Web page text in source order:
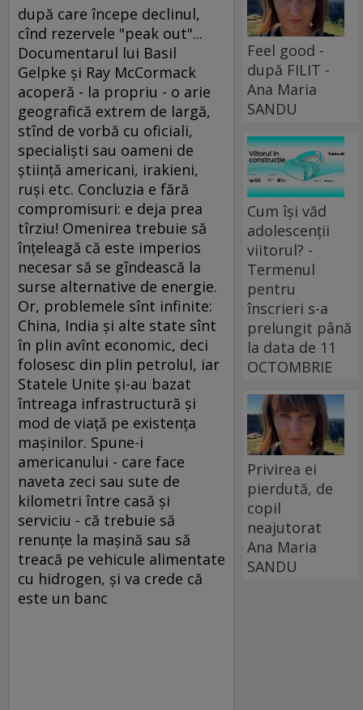
după care începe declinul,
cînd rezervele "peak out"...
Documentarul lui Basil
Gelpke şi Ray McCormack
acoperă - la propriu - o arie
geografică extrem de largă,
stînd de vorbă cu oficiali,
specialişti sau oameni de
ştiinţă americani, irakieni,
ruşi etc. Concluzia e fără
compromisuri: e deja prea
tîrziu! Omenirea trebuie să
înţeleagă că este imperios
necesar să se gîndească la
surse alternative de energie.
Or, problemele sînt infinite:
China, India şi alte state sînt
în plin avînt economic, deci
folosesc din plin petrolul, iar
Statele Unite şi-au bazat
întreaga infrastructură şi
mod de viaţă pe existenţa
maşinilor. Spune-i
americanului - care face
naveta zeci sau sute de
kilometri între casă şi
serviciu - că trebuie să
renunţe la maşină sau să
treacă pe vehicule alimentate
cu hidrogen, şi va crede că
este un banc
Feel good -
după FILIT -
Ana Maria
SANDU
Cum își văd
adolescenții
viitorul? -
Termenul
pentru
înscrieri s-a
prelungit până
la data de 11
OCTOMBRIE
Privirea ei
pierdută, de
copil
neajutorat
Ana Maria
SANDU